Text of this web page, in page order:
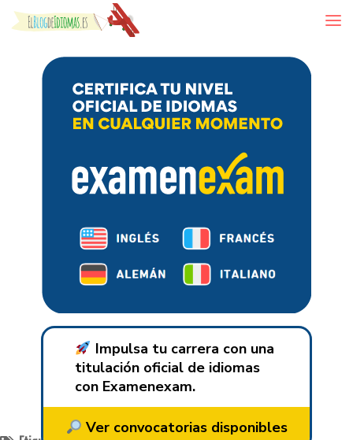
Skip to content
Impulsa tu carrera con una
titulación oficial de idiomas
con Examenexam.
Ver convocatorias disponibles